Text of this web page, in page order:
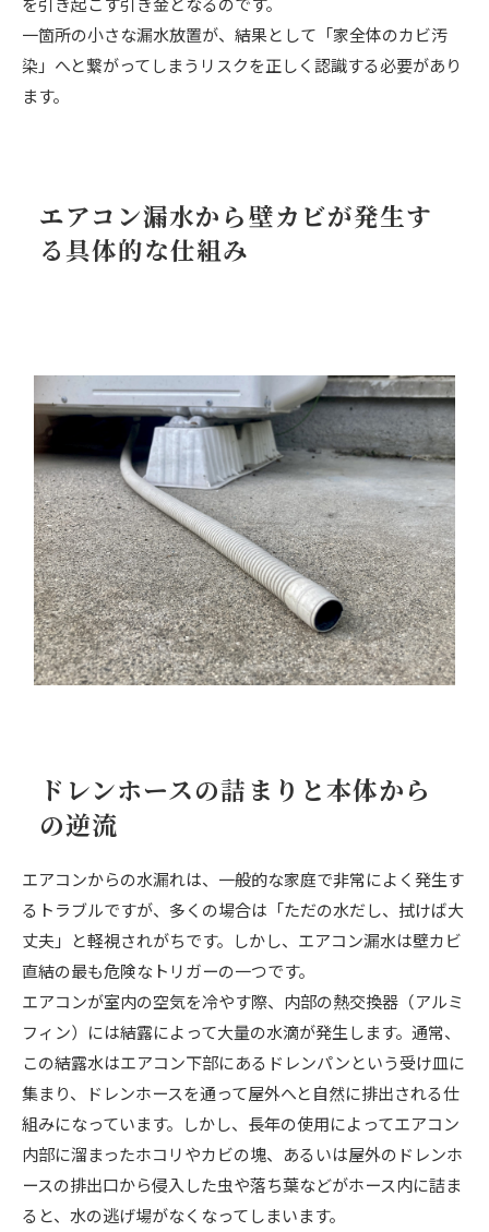
一箇所の小さな漏水放置が、結果として「家全体のカビ汚
染」へと繋がってしまうリスクを正しく認識する必要があり
ます。
エアコン漏水から壁カビが発生す
る具体的な仕組み
ドレンホースの詰まりと本体から
の逆流
エアコンからの水漏れは、一般的な家庭で非常によく発生す
るトラブルですが、多くの場合は「ただの水だし、拭けば大
丈夫」と軽視されがちです。しかし、エアコン漏水は壁カビ
直結の最も危険なトリガーの一つです。
エアコンが室内の空気を冷やす際、内部の熱交換器（アルミ
フィン）には結露によって大量の水滴が発生します。通常、
この結露水はエアコン下部にあるドレンパンという受け皿に
集まり、ドレンホースを通って屋外へと自然に排出される仕
組みになっています。しかし、長年の使用によってエアコン
内部に溜まったホコリやカビの塊、あるいは屋外のドレンホ
ースの排出口から侵入した虫や落ち葉などがホース内に詰ま
ると、水の逃げ場がなくなってしまいます。